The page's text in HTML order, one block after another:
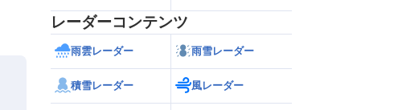
レーダーコンテンツ
雨雲レーダー 雨雪レーダー
積雪レーダー 風レーダー